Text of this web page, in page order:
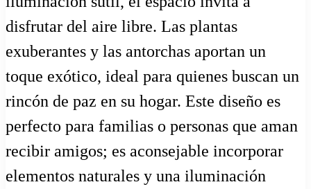
disfrutar del aire libre. Las plantas
exuberantes y las antorchas aportan un
toque exótico, ideal para quienes buscan un
rincón de paz en su hogar. Este diseño es
perfecto para familias o personas que aman
recibir amigos; es aconsejable incorporar
elementos naturales y una iluminación